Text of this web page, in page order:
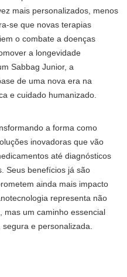
mais personalizados, menos
se que novas terapias
o combate a doenças
a longevidade
Sabbag Junior, a
de uma nova era na
e cuidado humanizado.
a forma como
inovadoras que vão
até diagnósticos
Seus benefícios já são
ainda mais impacto
representa não
mas um caminho essencial
e personalizada.